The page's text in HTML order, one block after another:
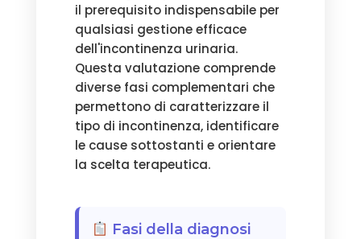
il prerequisito indispensabile per
qualsiasi gestione efficace
dell'incontinenza urinaria.
Questa valutazione comprende
diverse fasi complementari che
permettono di caratterizzare il
tipo di incontinenza, identificare
le cause sottostanti e orientare
la scelta terapeutica.
Fasi della diagnosi